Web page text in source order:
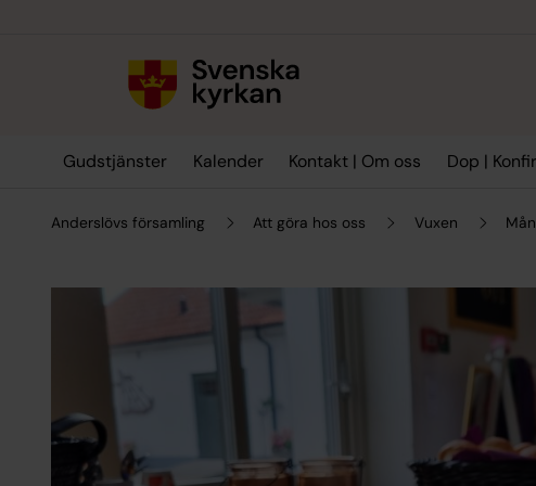
Gudstjänster Kalender Kontakt | Om oss Dop |
Anderslövs församling Att göra hos oss Vuxen